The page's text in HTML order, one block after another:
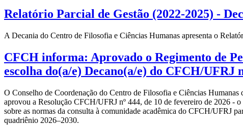
Relatório Parcial de Gestão (2022-2025) -
A Decania do Centro de Filosofia e Ciências Humanas apresenta o
CFCH informa: Aprovado o Regimento de
escolha do(a/e) Decano(a/e) do CFCH/UFRJ
O Conselho de Coordenação do Centro de Filosofia e Ciências
aprovou a Resolução CFCH/UFRJ nº 444, de 10 de fevereiro de 2026 -
sobre as normas da consulta à comunidade acadêmica do CFCH/UFRJ
quadriênio 2026–2030.